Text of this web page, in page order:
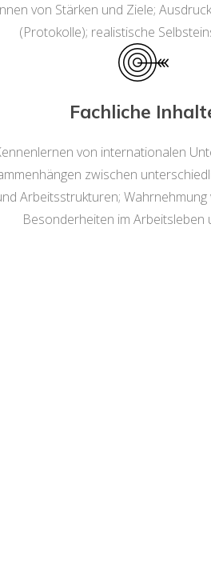
von Stärken und Ziele;
(Protokolle); realistische
Fachliche
von internationalen
zwischen
Arbeitsstrukturen; Wahrnehmung
Besonderheiten im Arbeitsleben